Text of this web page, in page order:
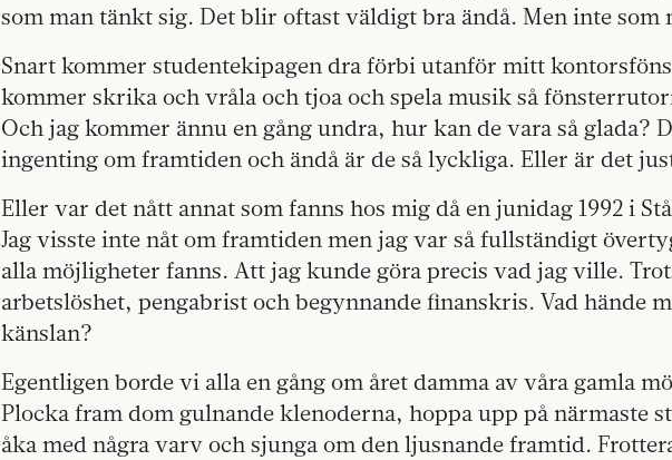
som man tänkt sig. Det blir oftast väldigt bra ändå. Men inte som
Snart kommer studentekipagen dra förbi utanför mitt
kommer skrika och vråla och tjoa och spela musik så
Och jag kommer ännu en gång undra, hur kan de vara så glada?
ingenting om framtiden och ändå är de så lyckliga. Eller är det
Eller var det nått annat som fanns hos mig då en junidag 1992 i
Jag visste inte nåt om framtiden men jag var så fullständigt
alla möjligheter fanns. Att jag kunde göra precis vad jag ville.
arbetslöshet, pengabrist och begynnande finanskris. Vad hände
känslan?
Egentligen borde vi alla en gång om året damma av våra gamla
Plocka fram dom gulnande klenoderna, hoppa upp på närmaste
åka med några varv och sjunga om den ljusnande framtid.